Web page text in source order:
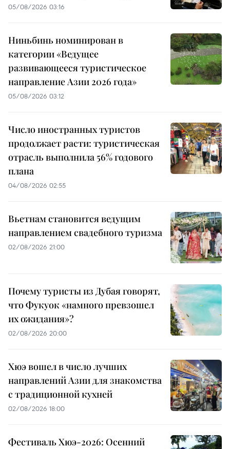
05/08/2026 03:16
Ниньбинь номинирован в
категории «Ведущее
развивающееся туристическое
направление Азии 2026 года»
05/08/2026 03:12
Число иностранных туристов
продолжает расти: туристическая
отрасль выполнила 56% годового
плана
04/08/2026 02:55
Вьетнам становится ведущим
направлением свадебного туризма
02/08/2026 21:00
Почему туристы из Дубая говорят,
что Фукуок «намного превзошел
их ожидания»?
02/08/2026 20:00
Хюэ вошел в число лучших
направлений Азии для знакомства
с традиционной кухней
02/08/2026 18:00
Фестиваль Хюэ-2026: Осенний